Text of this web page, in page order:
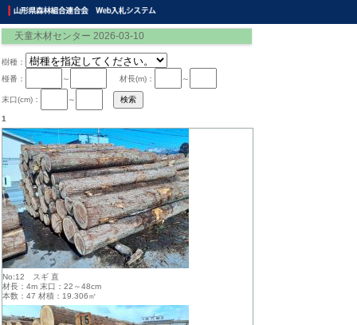
天童木材センター 2026-03-10
樹種：
椪番：
～ 材長(m)： ～
末口(cm)： ～
1
No:12 スギ 直
材長：4m 末口：22～48cm
本数：47 材積：19.306㎥